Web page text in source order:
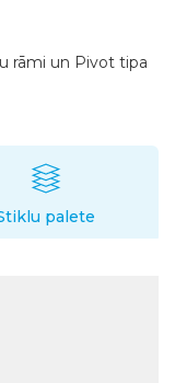
rāmi un Pivot tipa
palete